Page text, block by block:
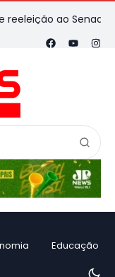
ao Senado em
Educação